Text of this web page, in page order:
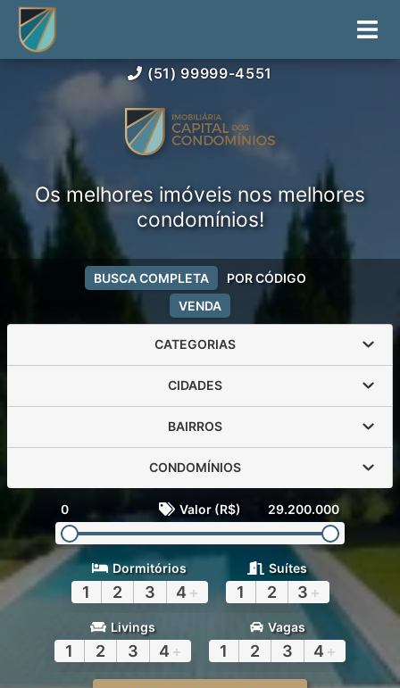
(51) 99999-4551
Os melhores imóveis nos melhores
condomínios!
VENDA
BUSCA COMPLETA POR CÓDIGO
CATEGORIAS
CIDADES
BAIRROS
CONDOMÍNIOS
0 Valor (R$) 29.200.000
Dormitórios
1 2 3 4 +
Suítes
1 2 3 +
Livings
1 2 3 4 +
Vagas
1 2 3 4 +